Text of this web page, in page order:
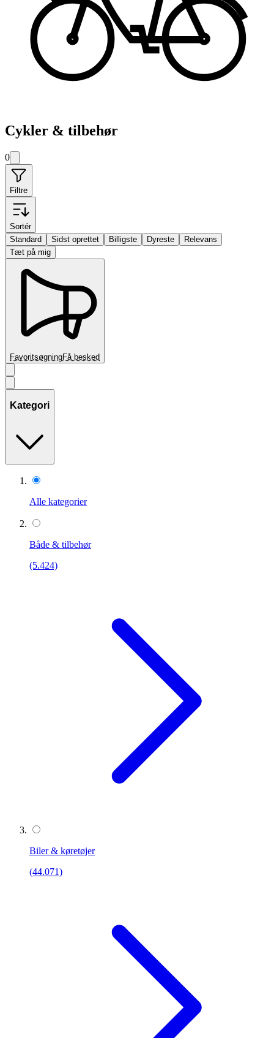
Cykler & tilbehør
0
Filtre
Sortér
Standard
Sidst oprettet Billigste Dyreste
Relevans
Tæt på mig
FavoritsøgningFå besked
Kategori
Alle kategorier
Både & tilbehør
(5.424)
Biler & køretøjer
(44.071)